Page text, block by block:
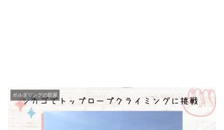
ボルダリングの部屋